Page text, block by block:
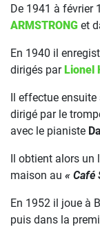
De 1941 à février
ARMSTRONG et
En 1940 il
dirigés parLionel
Il effectue
dirigé par le
avec le pianiste
Il obtient alors un
maison au « Café
En 1952 il joue à
puis dans la